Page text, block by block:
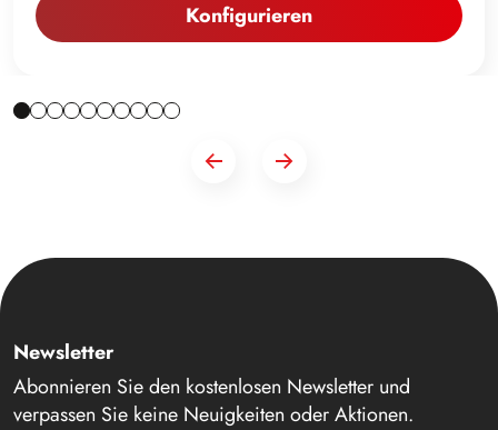
Konfigurieren
Newsletter
Abonnieren Sie den kostenlosen Newsletter und
verpassen Sie keine Neuigkeiten oder Aktionen.